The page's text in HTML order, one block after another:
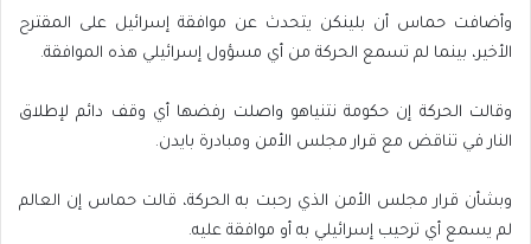
وأضافت حماس أن بلينكن يتحدث عن موافقة إسرائيل على المقترح
الأخير، بينما لم تسمع الحركة من أي مسؤول إسرائيلي هذه الموافقة.
وقالت الحركة إن حكومة نتنياهو واصلت رفضها أي وقف دائم لإطلاق
النار في تناقض مع قرار مجلس الأمن ومبادرة بايدن.
وبشأن قرار مجلس الأمن الذي رحبت به الحركة، قالت حماس إن العالم
لم يسمع أي ترحيب إسرائيلي به أو موافقة عليه.